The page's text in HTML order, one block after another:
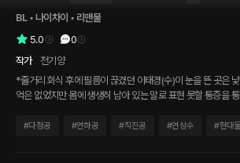
BL • 나이차이 • 리맨물
5.0
0
작가
전기양
*줄거리 회식 후에 필름이 끊겼던 이태경(수)이 눈을 뜬 곳은
억은 없었지만 몸에 생생히 남아 있는 말로 표현 못할 통증을
것도 업무상 자주 마주쳐야 하는 부서의 새로운 팀장 한준우(공
#다정공 #연하공 #직진공 #연상수 #현대